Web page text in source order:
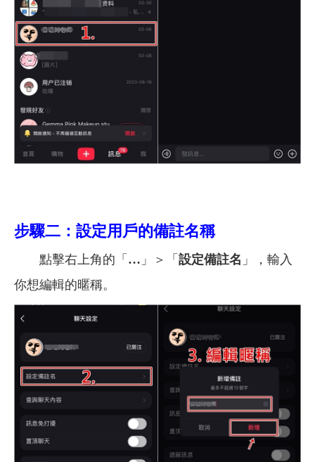
步驟二：設定用戶的備註名稱
點擊右上角的「 … 」＞「 設定備註名 」，輸入
你想編輯的暱稱。